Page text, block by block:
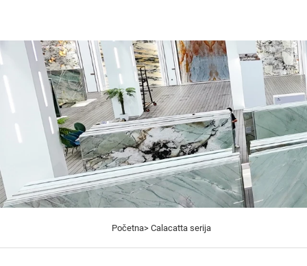
Početna> Calacatta serija